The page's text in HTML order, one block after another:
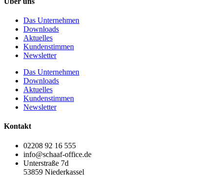
Das Unternehmen
Downloads
Aktuelles
Kundenstimmen
Newsletter
Das Unternehmen
Downloads
Aktuelles
Kundenstimmen
Newsletter
Kontakt
02208 92 16 555
info@schaaf-office.de
Unterstraße 7d
53859 Niederkassel